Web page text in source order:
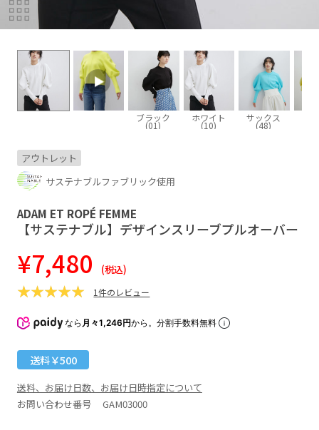
ブラック
(01)
ホワイト
(10)
サックス
(48)
アウトレット
サステナブルファブリック使用
ADAM ET ROPÉ FEMME
【サステナブル】デザインスリーブプルオーバー
¥7,480 (税込)
1件のレビュー
なら 月々1,246円から。分割手数料無料
送料￥500
送料、お届け日数、お届け日時指定について
お問い合わせ番号 GAM03000